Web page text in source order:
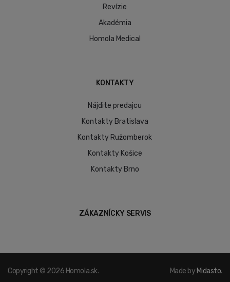
Revízie
Akadémia
Homola Medical
KONTAKTY
Nájdite predajcu
Kontakty Bratislava
Kontakty Ružomberok
Kontakty Košice
Kontakty Brno
ZÁKAZNÍCKY SERVIS
Copyright © 2026 Homola.sk. Made by Midasto.